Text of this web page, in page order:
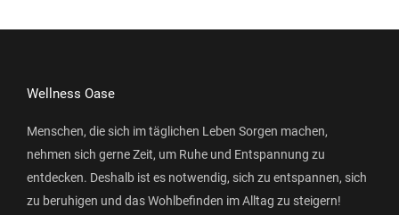
Wellness Oase
Menschen, die sich im täglichen Leben Sorgen machen,
nehmen sich gerne Zeit, um Ruhe und Entspannung zu
entdecken. Deshalb ist es notwendig, sich zu entspannen, sich
zu beruhigen und das Wohlbefinden im Alltag zu steigern!